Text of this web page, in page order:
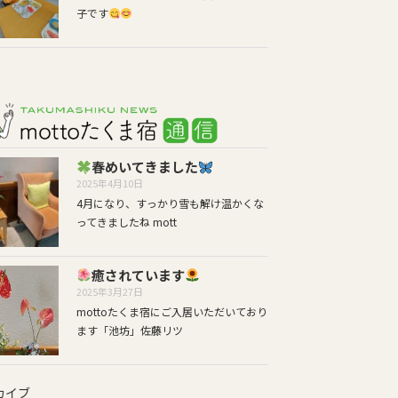
子です
春めいてきました
2025年4月10日
4月になり、すっかり雪も解け温かくな
ってきましたね mott
癒されています
2025年3月27日
mottoたくま宿にご入居いただいており
ます「池坊」佐藤リツ
イブ